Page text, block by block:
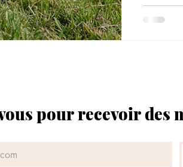
pour recevoir des